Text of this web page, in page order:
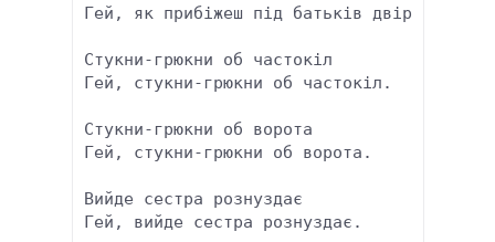
Гей, як прибіжеш під батьків двір
Стукни-грюкни об частокіл
Гей, стукни-грюкни об частокіл.
Стукни-грюкни об ворота
Гей, стукни-грюкни об ворота.
Вийде сестра рознуздає
Гей, вийде сестра рознуздає.